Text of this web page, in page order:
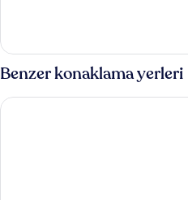
Odası
daha
detay
Benzer konaklama yerleri
Regal Airport Hotel